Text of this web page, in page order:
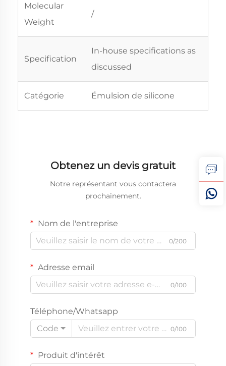
Molecular
Weight
/
Specification
In-house specifications as
discussed
Catégorie Émulsion de silicone
Obtenez un devis gratuit
Notre représentant vous contactera
prochainement.
Nom de l'entreprise
0/200
Adresse email
0/100
Téléphone/Whatsapp
Code
0/100
Produit d'intérêt